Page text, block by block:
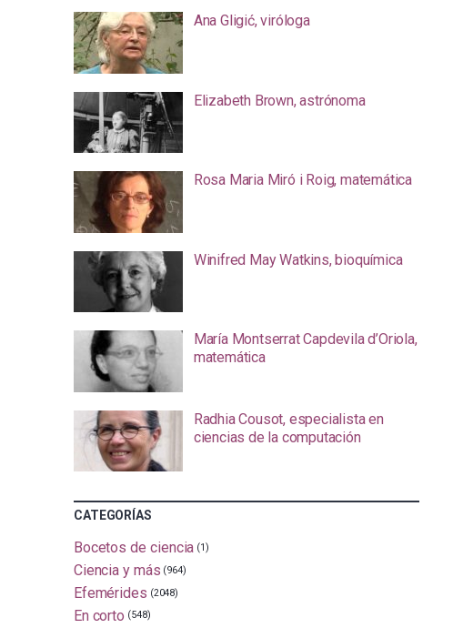
Ana Gligić, viróloga
Elizabeth Brown, astrónoma
Rosa Maria Miró i Roig, matemática
Winifred May Watkins, bioquímica
María Montserrat Capdevila d’Oriola,
matemática
Radhia Cousot, especialista en
ciencias de la computación
CATEGORÍAS
Bocetos de ciencia (1)
Ciencia y más (964)
Efemérides (2048)
En corto (548)